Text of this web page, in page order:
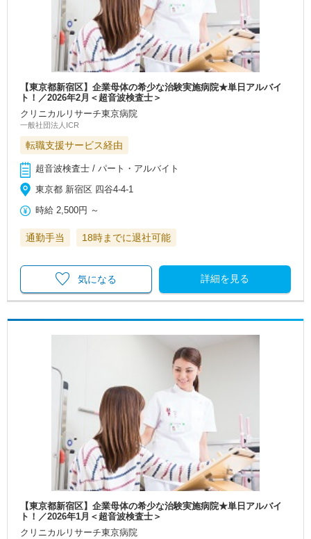
【東京都新宿区】企業母体の希少な治験実施病院★単日アルバイ
ト！／2026年2月＜超音波検査士＞
クリニカルリサーチ東京病院
一般社団法人ICR
転職支援サービス経由
超音波検査士 / パート・アルバイト
東京都 新宿区 四谷4‐4‐1
時給 2,500円 ～
通勤手当 18時までに退社可能
詳細を見る
気になる
【東京都新宿区】企業母体の希少な治験実施病院★単日アルバイ
ト！／2026年1月＜超音波検査士＞
クリニカルリサーチ東京病院